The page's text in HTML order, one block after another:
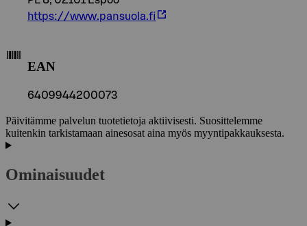
https://www.pansuola.fi
EAN
6409944200073
Päivitämme palvelun tuotetietoja aktiivisesti. Suosittelemme
kuitenkin tarkistamaan ainesosat aina myös myyntipakkauksesta.
Ominaisuudet